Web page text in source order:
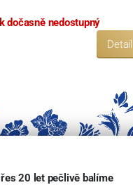
dočasně nedostupný
Detail
20 let pečlivě balíme